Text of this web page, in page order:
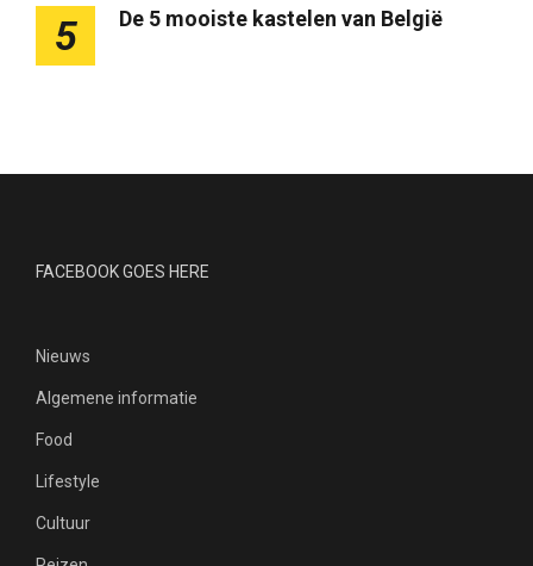
5 De 5 mooiste kastelen van België
FACEBOOK GOES HERE
Nieuws
Algemene informatie
Food
Lifestyle
Cultuur